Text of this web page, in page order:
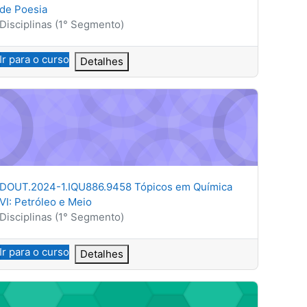
de Poesia
Categoria do curso
Disciplinas (1° Segmento)
Ir para o curso Detalhes
1.IQU886.9458 Tópicos em Química VI: Petróleo e
Nome do curso
DOUT.2024-1.IQU886.9458 Tópicos em Química
VI: Petróleo e Meio
Categoria do curso
Disciplinas (1° Segmento)
Ir para o curso Detalhes
1.ISC850.7437 Introdução à Epidemiologia